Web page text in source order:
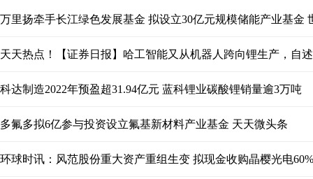
万里扬牵手长江绿色发展基金 拟设立30亿元规模储能产业基金
天天热点！【证券日报】哈工智能又从机器人跨向锂生产，自
科达制造2022年预盈超31.94亿元 蓝科锂业碳酸锂销量逾3万吨
多氟多拟6亿参与投资设立氟基新材料产业基金 天天微头条
环球时讯：风范股份重大资产重组生变 拟现金收购晶樱光电